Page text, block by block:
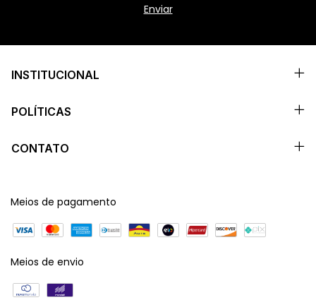
INSTITUCIONAL
POLÍTICAS
CONTATO
Meios de pagamento
Meios de envio